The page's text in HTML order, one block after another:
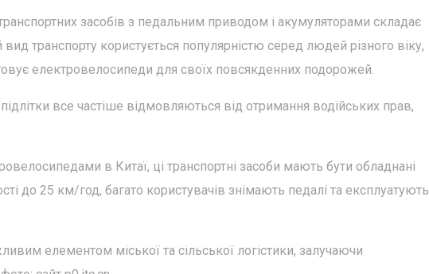
засобів з педальним приводом і акумуляторами складає
транспорту користується популярністю серед людей різного віку,
електровелосипеди для своїх повсякденних подорожей.
все частіше відмовляються від отримання водійських прав,
в Китаї, ці транспортні засоби мають бути обладнані
до 25 км/год, багато користувачів знімають педалі та експлуатують
елементом міської та сільської логістики, залучаючи